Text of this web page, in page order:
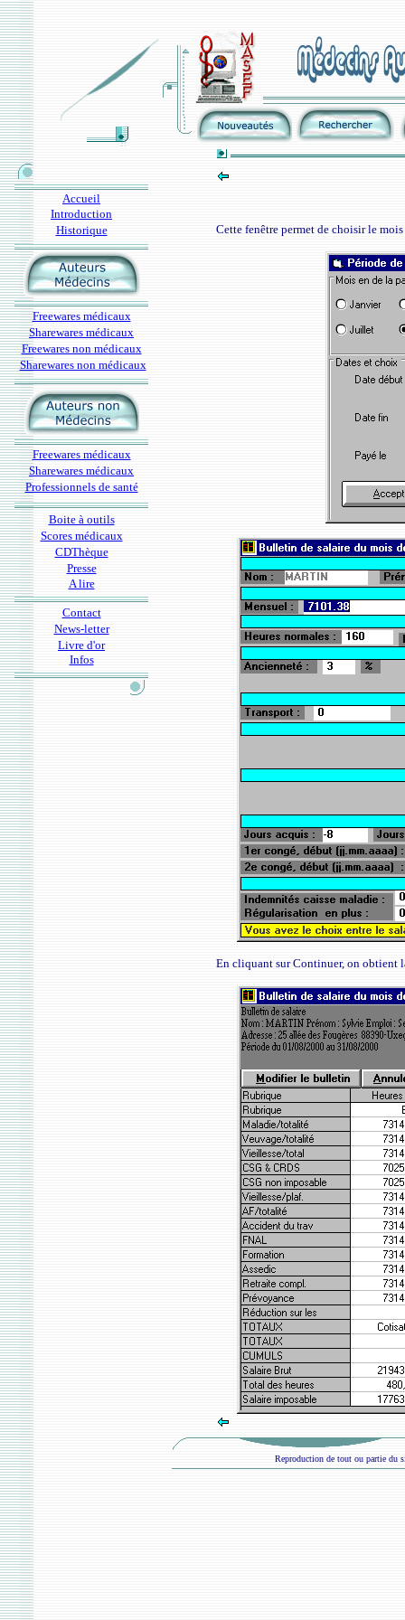
Accueil
Introduction
Historique
Freewares médicaux
Sharewares médicaux
Freewares non médicaux
Sharewares non médicaux
Freewares médicaux
Sharewares médicaux
Professionnels de santé
Boite à outils
Scores médicaux
CDThèque
Presse
A lire
Contact
News-letter
Livre d'or
Infos
Cette fenêtre permet de choisir le
En cliquant sur Continuer, on obtient
Reproduction de tout ou partie du